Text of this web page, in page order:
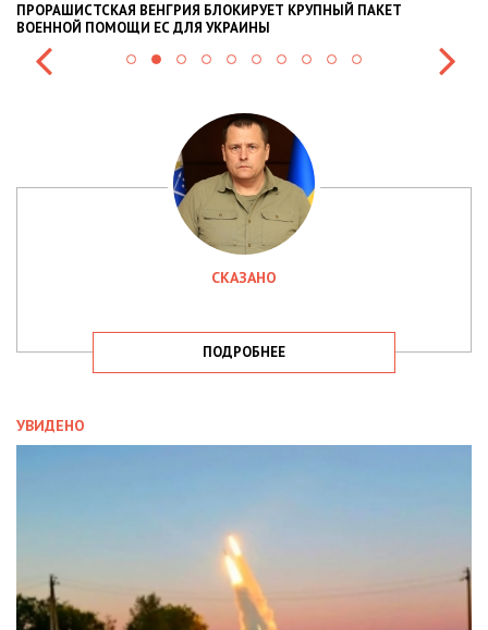
БЛОКИРУЕТ КРУПНЫЙ ПАКЕТ
УКРАИНЫ
НАЦПОЛІЦІЯ ЛЯКАЄ
СКАЗАНО
ПОДРОБНЕЕ
УВИДЕНО